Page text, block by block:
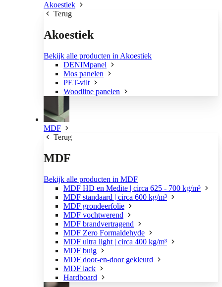
Akoestiek
Terug
Akoestiek
Bekijk alle producten in Akoestiek
DENIMpanel
Mos panelen
PET-vilt
Woodline panelen
MDF
Terug
MDF
Bekijk alle producten in MDF
MDF HD en Medite | circa 625 - 700 kg/m³
MDF standaard | circa 600 kg/m³
MDF grondeerfolie
MDF vochtwerend
MDF brandvertragend
MDF Zero Formaldehyde
MDF ultra light | circa 400 kg/m³
MDF buig
MDF door-en-door gekleurd
MDF lack
Hardboard